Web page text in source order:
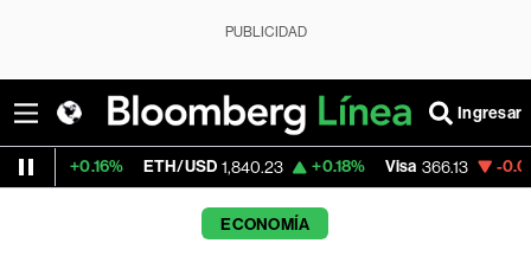
PUBLICIDAD
Ingresar
ETH/USD 1,840.23 +0.18% Visa 366.13 -0.04%
ECONOMÍA